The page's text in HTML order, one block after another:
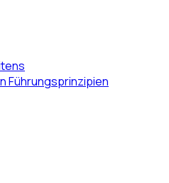
Führungsprinzipien